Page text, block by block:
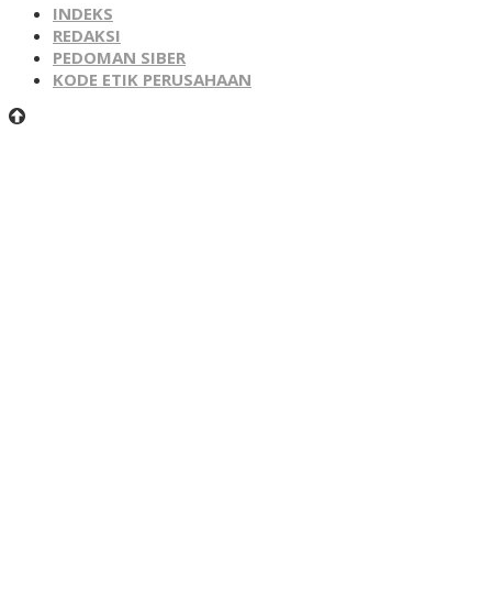
INDEKS
REDAKSI
PEDOMAN SIBER
KODE ETIK PERUSAHAAN